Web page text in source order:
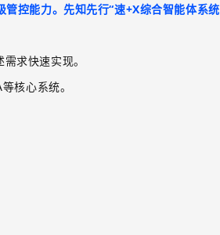
管控能力。先知先行“速+X综合智能体系统
求快速实现。
等核心系统。